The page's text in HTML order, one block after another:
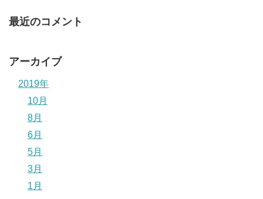
最近のコメント
アーカイブ
2019年
10月
8月
6月
5月
3月
1月